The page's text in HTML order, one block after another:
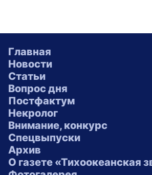
Главная
Новости
Статьи
Вопрос дня
Постфактум
Некролог
Внимание, конкурс
Спецвыпуски
Архив
О газете «Тихоокеанская